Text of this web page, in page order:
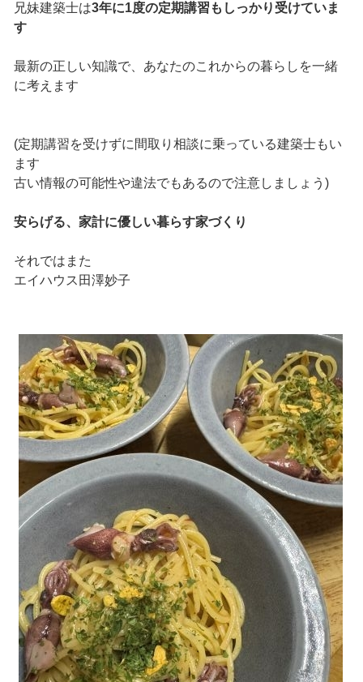
兄妹建築士は3年に1度の定期講習もしっかり受けていま
す
最新の正しい知識で、あなたのこれからの暮らしを一緒
に考えます
(定期講習を受けずに間取り相談に乗っている建築士もい
ます
古い情報の可能性や違法でもあるので注意しましょう)
安らげる、家計に優しい暮らす家づくり
それではまた
エイハウス田澤妙子